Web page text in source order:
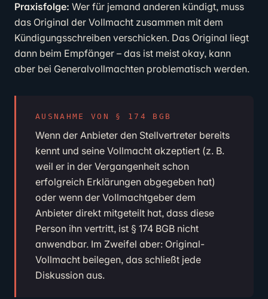
Praxisfolge: Wer für jemand anderen kündigt, muss
das Original der Vollmacht zusammen mit dem
Kündigungsschreiben verschicken. Das Original liegt
dann beim Empfänger – das ist meist okay, kann
aber bei Generalvollmachten problematisch werden.
AUSNAHME VON § 174 BGB
Wenn der Anbieter den Stellvertreter bereits
kennt und seine Vollmacht akzeptiert (z. B.
weil er in der Vergangenheit schon
erfolgreich Erklärungen abgegeben hat)
oder wenn der Vollmachtgeber dem
Anbieter direkt mitgeteilt hat, dass diese
Person ihn vertritt, ist § 174 BGB nicht
anwendbar. Im Zweifel aber: Original-
Vollmacht beilegen, das schließt jede
Diskussion aus.